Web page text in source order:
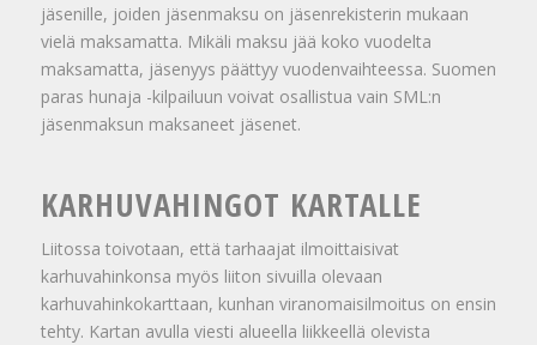
jäsenille, joiden jäsenmaksu on jäsenrekisterin mukaan
vielä maksamatta. Mikäli maksu jää koko vuodelta
maksamatta, jäsenyys päättyy vuodenvaihteessa. Suomen
paras hunaja -kilpailuun voivat osallistua vain SML:n
jäsenmaksun maksaneet jäsenet.
KARHUVAHINGOT KARTALLE
Liitossa toivotaan, että tarhaajat ilmoittaisivat
karhuvahinkonsa myös liiton sivuilla olevaan
karhuvahinkokarttaan, kunhan viranomaisilmoitus on ensin
tehty. Kartan avulla viesti alueella liikkeellä olevista